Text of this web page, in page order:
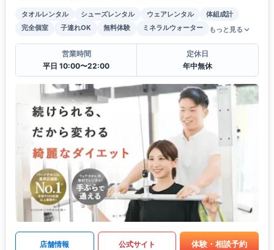
タオルレンタル シューズレンタル ウェアレンタル
体組成計
完全個室
子連れOK 無料体験 ミネラルウォーター もっと見る
営業時間
平日 10:00〜22:00
定休日
年中無休
店舗情報 公式サイト 体験・相談予約